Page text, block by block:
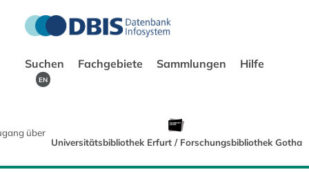
Suchen Fachgebiete Sammlungen Hilfe
EN
über
Universitätsbibliothek Erfurt / Forschungsbibliothek Gotha